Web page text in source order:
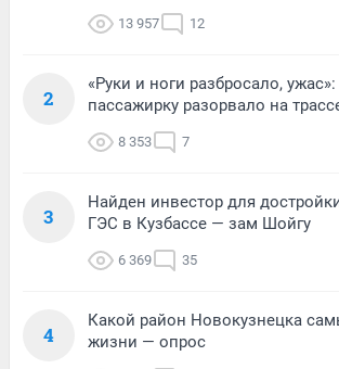
13 957 12
2
«Руки и ноги разбросало,
пассажирку разорвало на
8 353 7
3
Найден инвестор для
ГЭС в Кузбассе — зам Шойгу
6 369 35
4
Какой район Новокузнецка
жизни — опрос